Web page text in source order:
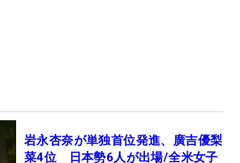
岩永杏奈が単独首位発進、廣吉優梨
菜4位 日本勢6人が出場/全米女子